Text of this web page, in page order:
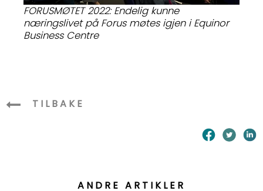
FORUSMØTET 2022: Endelig kunne
næringslivet på Forus møtes igjen i Equinor
Business Centre
TILBAKE
ANDRE ARTIKLER